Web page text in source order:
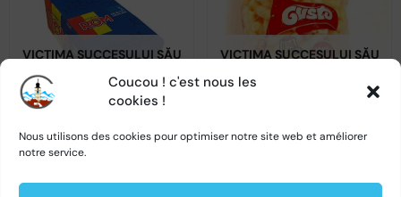
Coucou ! c'est nous les
cookies !
Nous utilisons des cookies pour optimiser notre site web et améliorer
notre service.
VICTIMA SUCCESULUI SĂU
ROM Baton cu ciocolata – 36x30gr
0
VICTIMA SUCCESULUI SĂU
0